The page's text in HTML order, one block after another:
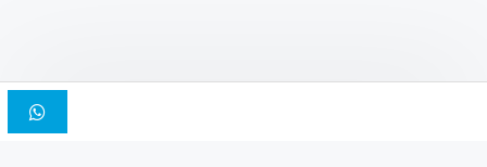
Copyright © 2025, Albiser Cami Halıları | Tasarım İskender Bilici